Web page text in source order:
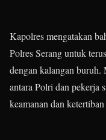
Kapolres mengatakan
Polres Serang untuk
dengan kalangan
antara Polri dan pekerja
keamanan dan